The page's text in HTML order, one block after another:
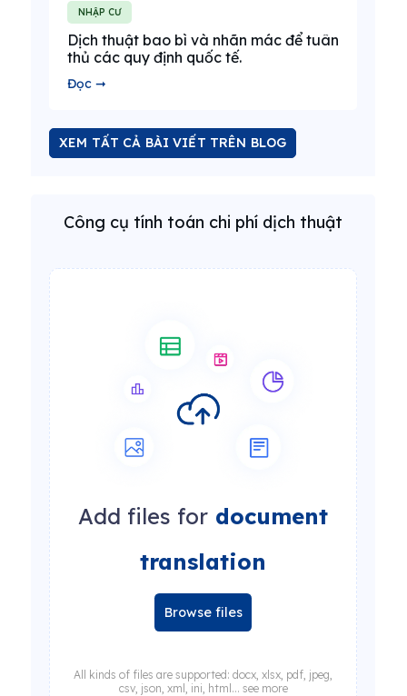
NHẬP CƯ
Dịch thuật bao bì và nhãn mác để tuân
thủ các quy định quốc tế.
Đọc ➞
XEM TẤT CẢ BÀI VIẾT TRÊN BLOG
Công cụ tính toán chi phí dịch thuật
Add files for document
translation
Browse files
All kinds of files are supported: docx, xlsx, pdf, jpeg,
csv, json, xml, ini, html... see more